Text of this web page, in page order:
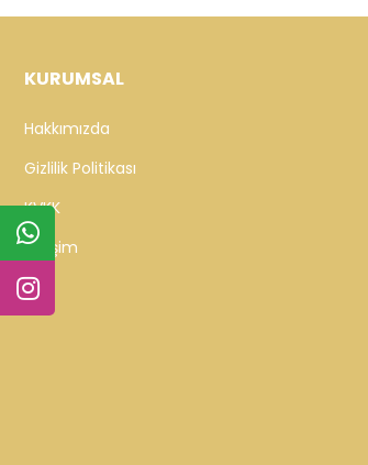
KURUMSAL
Hakkımızda
Gizlilik Politikası
KVKK
İletişim